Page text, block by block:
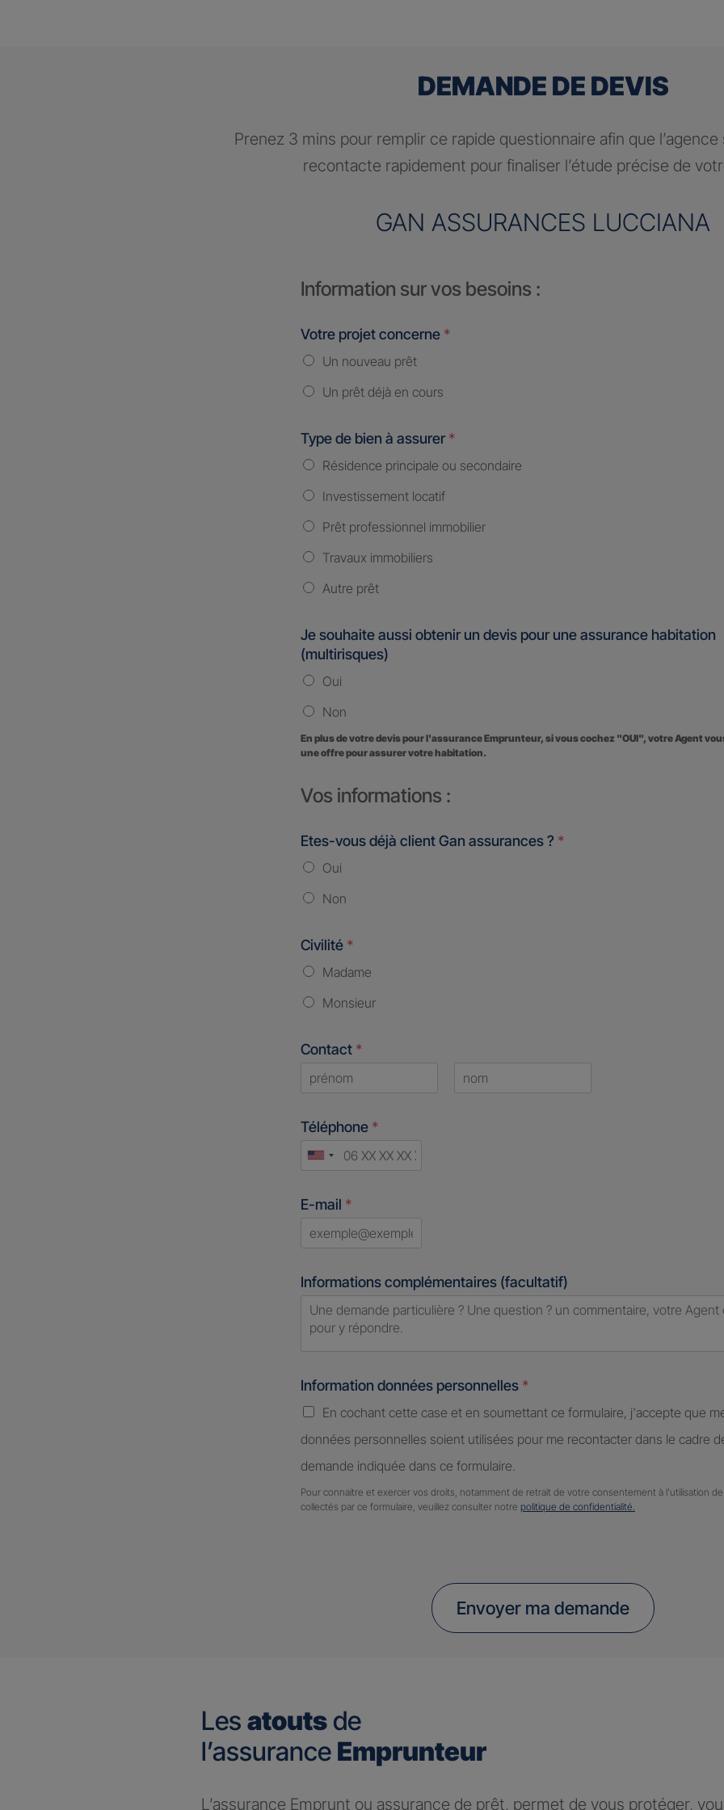
DEMANDE DE DEVIS
Prenez 3 mins pour remplir ce rapide questionnaire afin que
recontacte rapidement pour finaliser l’étude précise de
GAN ASSURANCES LUCCIANA
Information sur vos besoins :
Votre projet concerne *
Un nouveau prêt
Un prêt déjà en cours
Type de bien à assurer *
Résidence principale ou secondaire
Investissement locatif
Prêt professionnel immobilier
Travaux immobiliers
Autre prêt
Je souhaite aussi obtenir un devis pour une assurance habitation
(multirisques)
Oui
Non
En plus de votre devis pour l'assurance Emprunteur, si vous cochez "OUI", votre Agent
une offre pour assurer votre habitation.
Vos informations :
Etes-vous déjà client Gan assurances ? *
Oui
Non
Civilité *
Madame
Monsieur
Contact *
Téléphone *
United
E-mail *
Informations complémentaires (facultatif)
Information données personnelles *
En cochant cette case et en soumettant ce formulaire, j'accepte que
données personnelles soient utilisées pour me recontacter dans le cadre
demande indiquée dans ce formulaire.
Pour connaitre et exercer vos droits, notamment de retrait de votre consentement à l'utilisation
collectés par ce formulaire, veuillez consulter notre politique de confidentialité.
Envoyer ma demande
Les atoutsde
l’assurance Emprunteur
L’assurance Emprunt ou assurance de prêt, permet de vous protéger,